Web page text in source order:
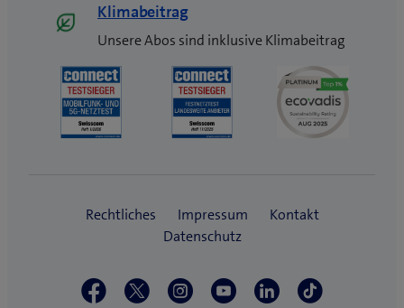
Klimabeitrag
Unsere Abos sind inklusive Klimabeitrag